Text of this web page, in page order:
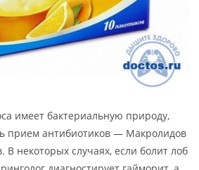
имеет бактериальную природу,
прием антибиотиков — Макролидов
В некоторых случаях, если болит лоб